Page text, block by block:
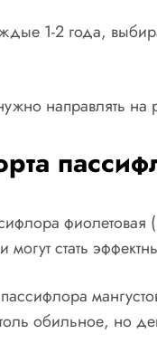
1-2 года,
направлять
стать
обильное, но